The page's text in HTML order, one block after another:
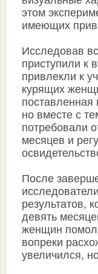
этом
имеющих
Исследовав
приступили к
привлекли к
курящих
но вместе с
потребовали
месяцев и
После
результатов,
девять
женщин
вопреки
увеличился,